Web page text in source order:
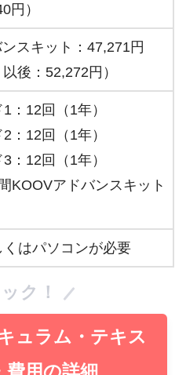
円）
スキット：47,271円
以後：52,272円）
：12回（1年）
：12回（1年）
：12回（1年）
KOOVアドバンスキット
くはパソコンが必要
ク！
ュラム・テキス